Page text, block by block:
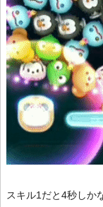
スキル1だと4秒しか